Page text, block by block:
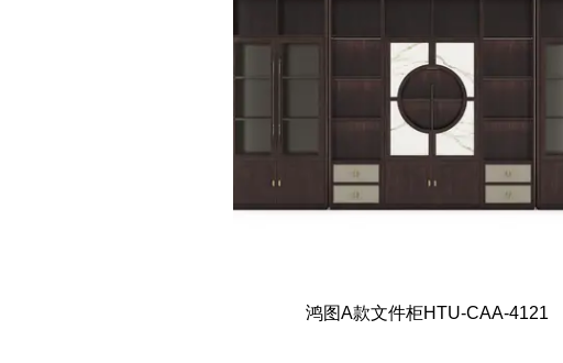
鸿图A款文件柜HTU-CAA-4121